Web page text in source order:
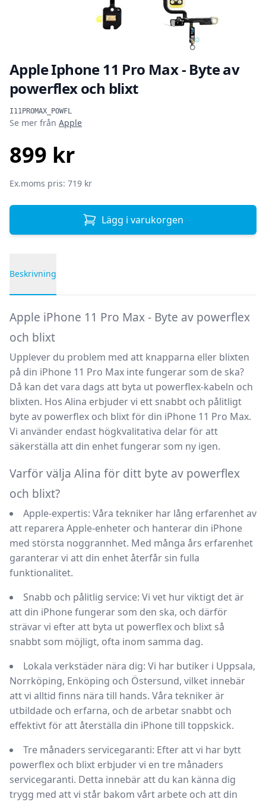
Apple Iphone 11 Pro Max - Byte av
powerflex och blixt
I11PROMAX_POWFL
Produktinformation
Se mer från Apple
899 kr
Ex.moms pris: 719 kr
Lägg i varukorgen
Beskrivning
Apple iPhone 11 Pro Max - Byte av powerflex
och blixt
Upplever du problem med att knapparna eller blixten
på din iPhone 11 Pro Max inte fungerar som de ska?
Då kan det vara dags att byta ut powerflex-kabeln och
blixten. Hos Alina erbjuder vi ett snabbt och pålitligt
byte av powerflex och blixt för din iPhone 11 Pro Max.
Vi använder endast högkvalitativa delar för att
säkerställa att din enhet fungerar som ny igen.
Varför välja Alina för ditt byte av powerflex
och blixt?
Apple-expertis: Våra tekniker har lång erfarenhet av
att reparera Apple-enheter och hanterar din iPhone
med största noggrannhet. Med många års erfarenhet
garanterar vi att din enhet återfår sin fulla
funktionalitet.
Snabb och pålitlig service: Vi vet hur viktigt det är
att din iPhone fungerar som den ska, och därför
strävar vi efter att byta ut powerflex och blixt så
snabbt som möjligt, ofta inom samma dag.
Lokala verkstäder nära dig: Vi har butiker i Uppsala,
Norrköping, Enköping och Östersund, vilket innebär
att vi alltid finns nära till hands. Våra tekniker är
utbildade och erfarna, och de arbetar snabbt och
effektivt för att återställa din iPhone till toppskick.
Tre månaders servicegaranti: Efter att vi har bytt
powerflex och blixt erbjuder vi en tre månaders
servicegaranti. Detta innebär att du kan känna dig
trygg med att vi står bakom vårt arbete och att din